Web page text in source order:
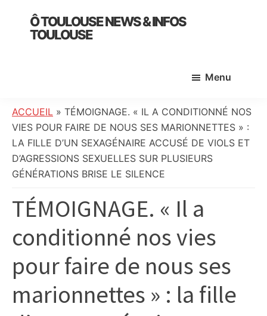
primary
Ô TOULOUSE NEWS & INFOS
TOULOUSE
:
info
locale,
société,
culture,
météo,
faits
divers
initiatives
Menu
ACCUEIL » TÉMOIGNAGE. « IL A CONDITIONNÉ NOS
VIES POUR FAIRE DE NOUS SES MARIONNETTES » :
LA FILLE D’UN SEXAGÉNAIRE ACCUSÉ DE VIOLS ET
D’AGRESSIONS SEXUELLES SUR PLUSIEURS
GÉNÉRATIONS BRISE LE SILENCE
TÉMOIGNAGE. « Il a
conditionné nos vies
pour faire de nous ses
marionnettes » : la fille